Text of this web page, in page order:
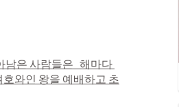
남은 사람들은   해마다
와인 왕을 예배하고 초